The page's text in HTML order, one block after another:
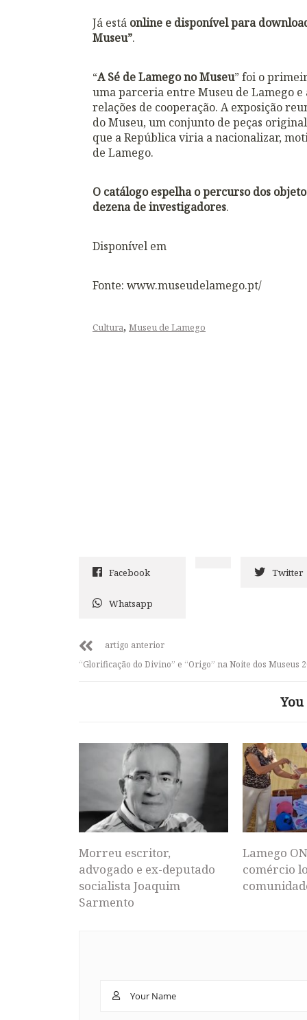
Já está online e disponível para
Museu”.
“A Sé de Lamego no Museu” foi o
uma parceria entre Museu de Lamego
relações de cooperação. A exposição
do Museu, um conjunto de peças
que a República viria a nacionalizar,
de Lamego.
O catálogo espelha o percurso dos
dezena de investigadores.
Disponível em
Fonte: www.museudelamego.pt/
Cultura, Museu de Lamego
Facebook Twitter
Whatsapp
artigo anterior
“Glorificação do Divino” e “Origo” na Noite dos Museus
Morreu escritor,
advogado e ex-deputado
socialista Joaquim
Sarmento
Lamego
comércio